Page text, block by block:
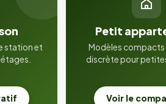
station et
Petit
Modèles
discrète pour
Voir le